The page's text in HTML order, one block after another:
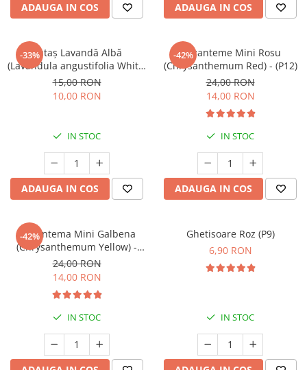
ADAUGA IN COS ADAUGA IN COS
-33%Butaș Lavandă Albă
(Lavandula angustifolia White)
- Înrădăcinat
15,00 RON
10,00 RON
IN STOC
ADAUGA IN COS
-42%
Crizanteme Mini Rosu
(Chrysanthemum Red) - (P12)
24,00 RON
14,00 RON
IN STOC
ADAUGA IN COS
-42%
Crizantema Mini Galbena
(Chrysanthemum Yellow) -
(P12)
24,00 RON
14,00 RON
IN STOC
Ghetisoare Roz (P9)
6,90 RON
IN STOC